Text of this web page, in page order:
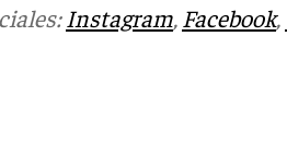
Instagram, Facebook,